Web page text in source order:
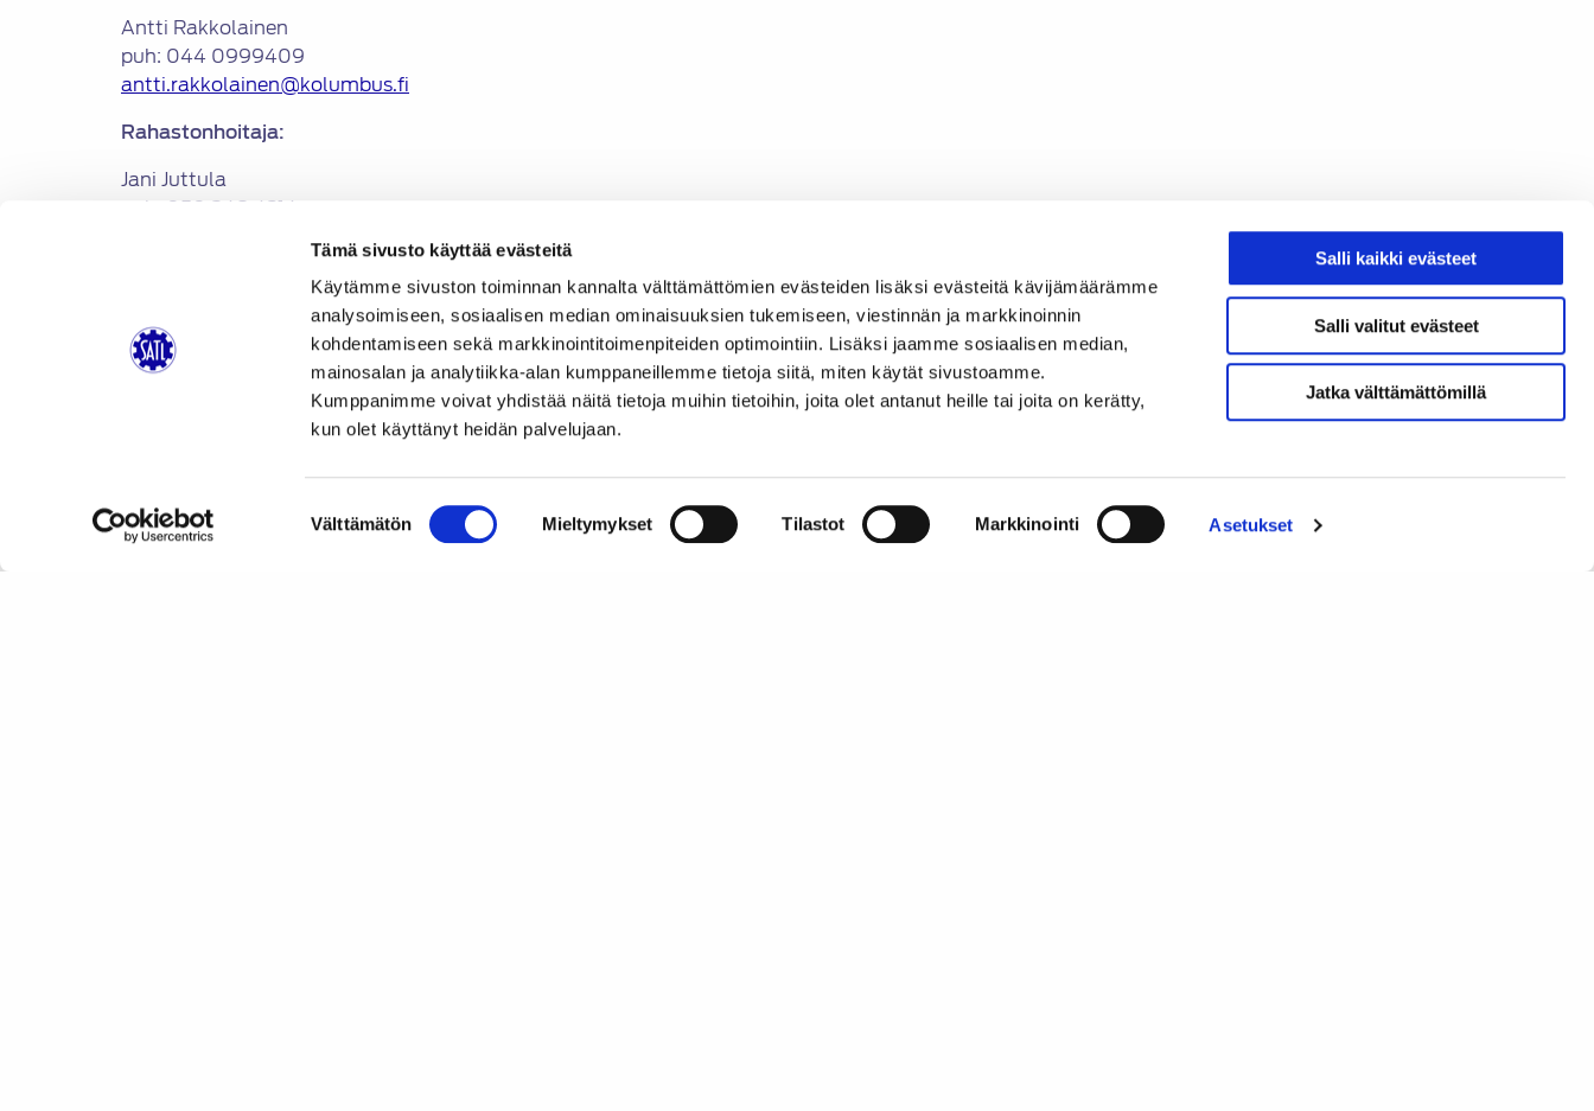
Tämä sivusto käyttää evästeitä
Käytämme sivuston toiminnan kannalta välttämättömien evästeiden lisäksi evästeitä kävijämäärämme
analysoimiseen, sosiaalisen median ominaisuuksien tukemiseen, viestinnän ja markkinoinnin
kohdentamiseen sekä markkinointitoimenpiteiden optimointiin. Lisäksi jaamme sosiaalisen median,
mainosalan ja analytiikka-alan kumppaneillemme tietoja siitä, miten käytät sivustoamme.
Kumppanimme voivat yhdistää näitä tietoja muihin tietoihin, joita olet antanut heille tai joita on kerätty,
kun olet käyttänyt heidän palvelujaan.
valinta
Välttämätön Mieltymykset Tilastot Markkinointi Asetukset
Salli kaikki evästeet
Salli valitut evästeet
Jatka välttämättömillä
Antti Rakkolainen
puh: 044 0999409
antti.rakkolainen@kolumbus.fi
Rahastonhoitaja:
Jani Juttula
puh: 050 348 4214
Hallituksen jäsenet:
Esko Kemppi
puh: 045 632 2932
esko.kemppi@a-katsastus.fi
jari.kettunen@a-katsastus.fi